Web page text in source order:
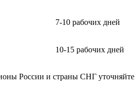
7-10 рабочих дней
10-15 рабочих дней
России и страны СНГ уточняйте